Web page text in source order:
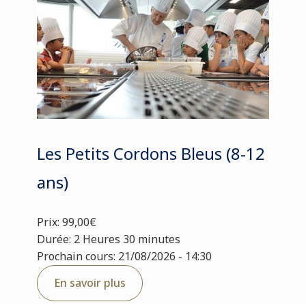
Les Petits Cordons Bleus (8-12
ans)
Prix: 99,00€
Durée: 2 Heures 30 minutes
Prochain cours: 21/08/2026 - 14:30
En savoir plus